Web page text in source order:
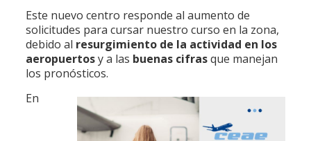
Este nuevo centro responde al aumento de
solicitudes para cursar nuestro curso en la zona,
debido al resurgimiento de la actividad en los
aeropuertosy a las buenas cifrasque manejan
los pronósticos.
En